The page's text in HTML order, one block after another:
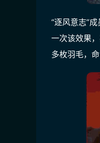
“逐风意志”
一次该效果
多枚羽毛，